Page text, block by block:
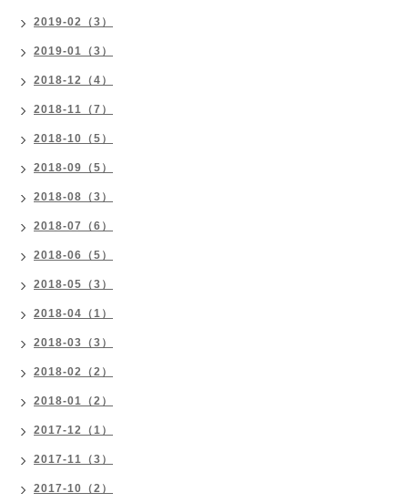
2019-02（3）
2019-01（3）
2018-12（4）
2018-11（7）
2018-10（5）
2018-09（5）
2018-08（3）
2018-07（6）
2018-06（5）
2018-05（3）
2018-04（1）
2018-03（3）
2018-02（2）
2018-01（2）
2017-12（1）
2017-11（3）
2017-10（2）